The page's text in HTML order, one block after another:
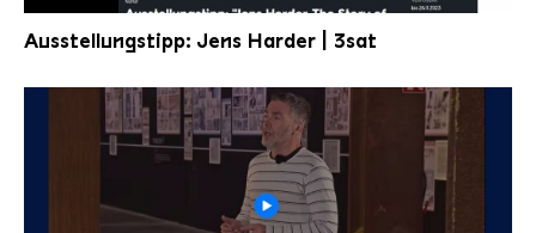
3sat Jens Harder
Ausstellungstipp: Jens Harder | 3sat